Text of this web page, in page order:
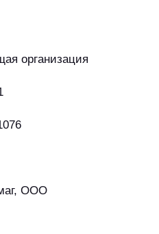
организация
ООО